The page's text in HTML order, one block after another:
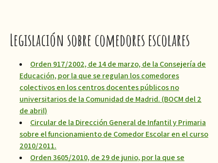
Legislación sobre comedores escolares
Orden 917/2002, de 14 de marzo, de la Consejería de
Educación, por la que se regulan los comedores
colectivos en los centros docentes públicos no
universitarios de la Comunidad de Madrid. (BOCM del 2
de abril)
Circular de la Dirección General de Infantil y Primaria
sobre el funcionamientode Comedor Escolar en el curso
2010/2011.
Orden 3605/2010, de 29 de junio, por la que se